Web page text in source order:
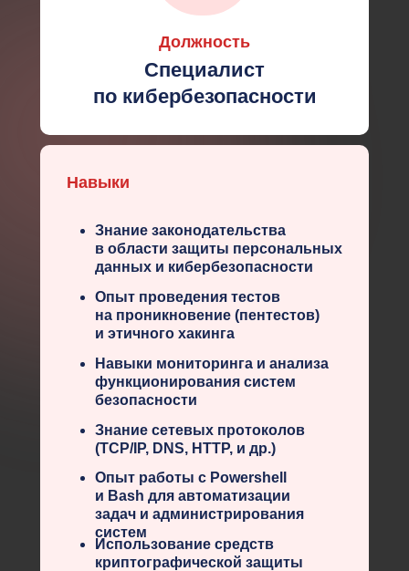
Должность
Специалист
по кибербезопасности
Навыки
Знание законодательства
в области защиты персональных
данных и кибербезопасности
Опыт проведения тестов
на проникновение (пентестов)
и этичного хакинга
Навыки мониторинга и анализа
функционирования систем
безопасности
Опыт работы с Powershell
и Bash для автоматизации
задач и администрирования
систем
Использование средств
криптографической защиты
Знание сетевых протоколов
(TCP/IP, DNS, HTTP, и др.)